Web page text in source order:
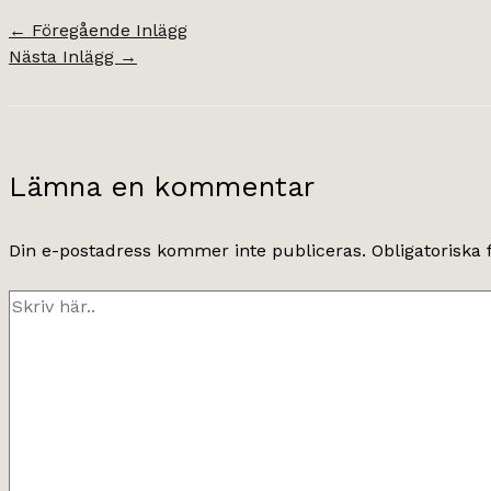
← Föregående Inlägg
Nästa Inlägg →
Lämna en kommentar
Din e-postadress kommer inte publiceras.
Skriv